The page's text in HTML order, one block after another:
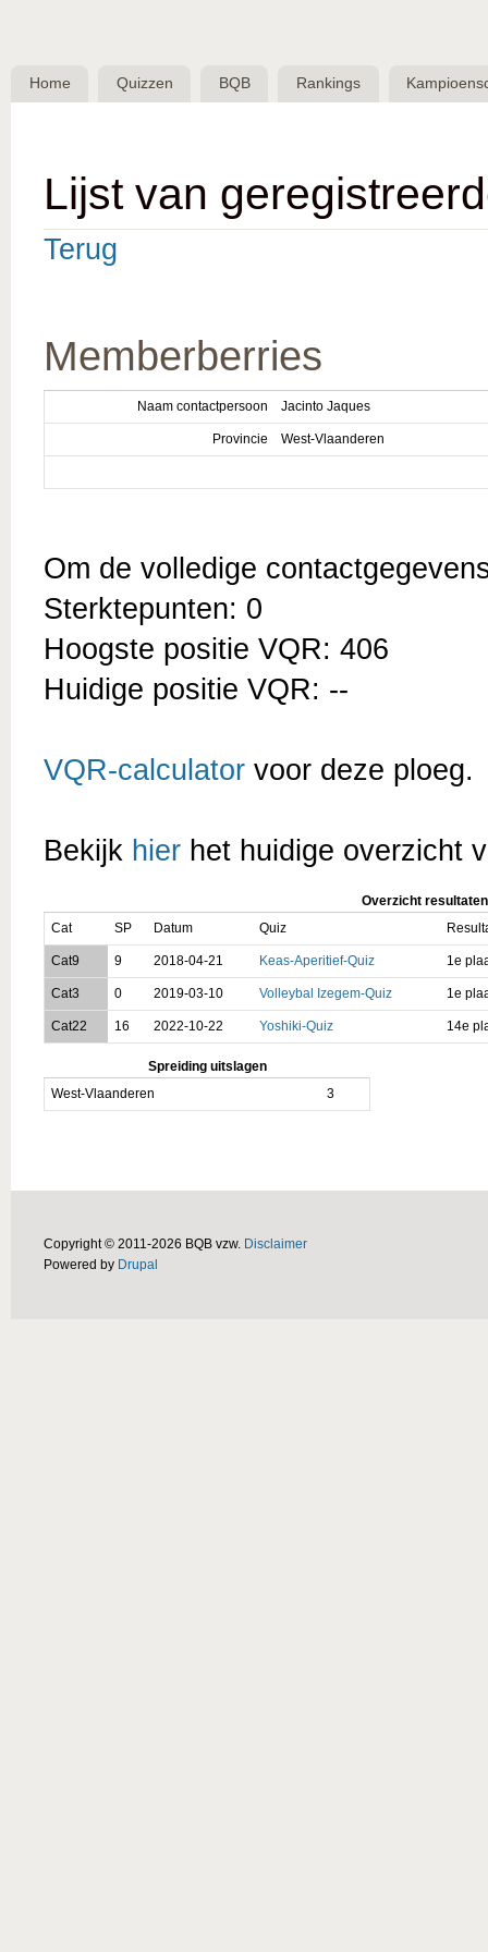
Belgische
QuizBond
Home Quizzen BQB Rankings
Lijst van
Terug
Memberberries
Naam contactpersoon Jacinto Jaques
Provincie West-Vlaanderen
Om de volledige
Sterktepunten: 0
Hoogste positie VQR: 406
Huidige positie VQR: --
VQR-calculator voor deze ploeg.
Bekijk hier het huidige overzicht
Overzicht resultaten
Cat
SP Datum Quiz
Cat9 9 2018-04-21 Keas-Aperitief-Quiz 1e
Cat3 0 2019-03-10 Volleybal Izegem-Quiz 1e
Cat22 16 2022-10-22 Yoshiki-Quiz 14e
Spreiding uitslagen
West-Vlaanderen
3
Copyright © 2011-2026 BQB vzw. Disclaimer
Powered by Drupal